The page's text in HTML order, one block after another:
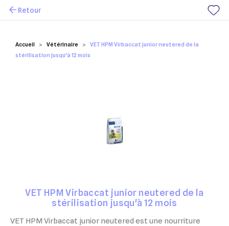
Mes favoris
Accueil Vétérinaire
VET HPM Virbaccat junior neutered de la
stérilisation jusqu'à 12 mois
Retour
VET HPM Virbaccat junior neutered de la
stérilisation jusqu'à 12 mois
VET HPM Virbaccat junior neutered est une nourriture